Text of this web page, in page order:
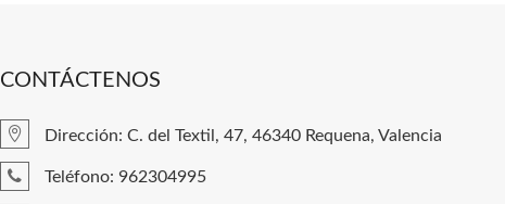
CONTÁCTENOS
Dirección: C. del Textil, 47, 46340 Requena, Valencia
Teléfono: 962304995